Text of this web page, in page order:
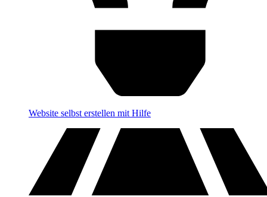
Website selbst erstellen mit Hilfe